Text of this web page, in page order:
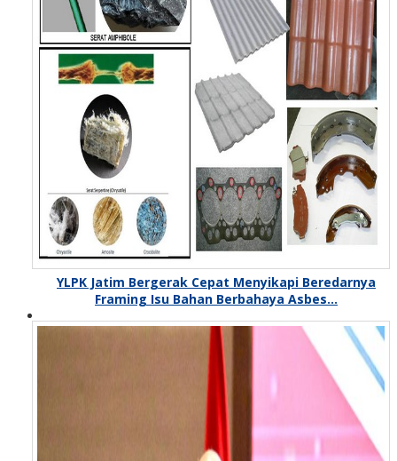
YLPK Jatim Bergerak Cepat Menyikapi Beredarnya
Framing Isu Bahan Berbahaya Asbes…